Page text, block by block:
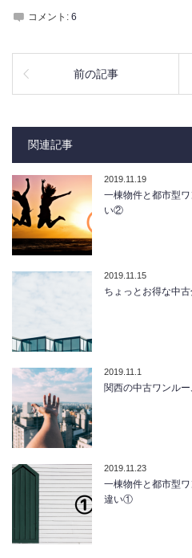
コメント: 6
前の記事
関連記事
2019.11.19
一棟物件と都市型
い②
2019.11.15
ちょっとお得な中
2019.11.1
関西の中古ワンル
2019.11.23
一棟物件と都市型
違い①